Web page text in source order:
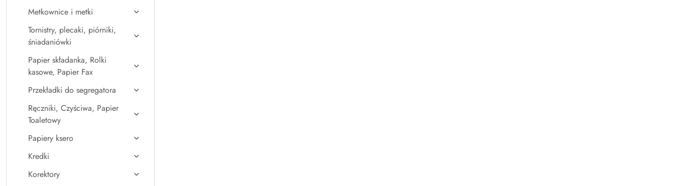
Metkownice i metki
Tornistry, plecaki, piórniki,
śniadaniówki
Papier składanka, Rolki
kasowe, Papier Fax
Przekładki do segregatora
Ręczniki, Czyściwa, Papier
Toaletowy
Papiery ksero
Kredki
Korektory